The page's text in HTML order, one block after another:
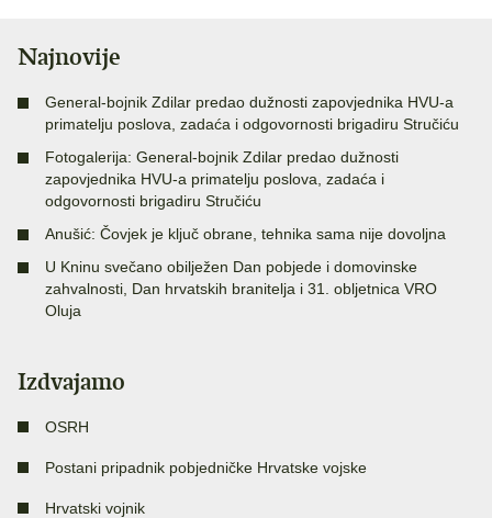
Najnovije
General-bojnik Zdilar predao dužnosti zapovjednika HVU-a
primatelju poslova, zadaća i odgovornosti brigadiru Stručiću
Fotogalerija: General-bojnik Zdilar predao dužnosti
zapovjednika HVU-a primatelju poslova, zadaća i
odgovornosti brigadiru Stručiću
Anušić: Čovjek je ključ obrane, tehnika sama nije dovoljna
U Kninu svečano obilježen Dan pobjede i domovinske
zahvalnosti, Dan hrvatskih branitelja i 31. obljetnica VRO
Oluja
Izdvajamo
OSRH
Postani pripadnik pobjedničke Hrvatske vojske
Hrvatski vojnik